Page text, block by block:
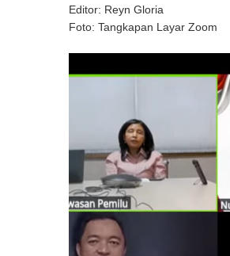
Editor: Reyn Gloria
Foto: Tangkapan Layar Zoom